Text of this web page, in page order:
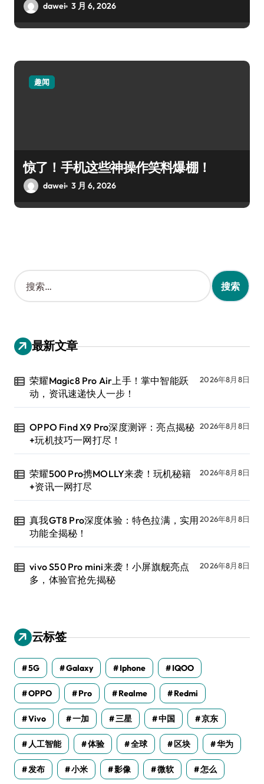
dawei 3 月 6, 2026
趣闻
惊了！手机这些神操作笑料爆棚！
dawei 3 月 6, 2026
搜
索
：
最新文章
荣耀Magic8 Pro Air上手！掌中智能跃
动，资讯速递快人一步！
2026年8月8日
OPPO Find X9 Pro深度测评：亮点揭秘
+玩机技巧一网打尽！
2026年8月8日
荣耀500 Pro携MOLLY来袭！玩机秘籍
+资讯一网打尽
2026年8月8日
真我GT8 Pro深度体验：特色拉满，实用
功能全揭秘！
2026年8月8日
vivo S50 Pro mini来袭！小屏旗舰亮点
多，体验官抢先揭秘
2026年8月8日
云标签
5G Galaxy Iphone IQOO
OPPO Pro Realme Redmi
Vivo 一加 三星 中国 京东
人工智能 体验 全球 区块 华为
发布 小米 影像 微软 怎么